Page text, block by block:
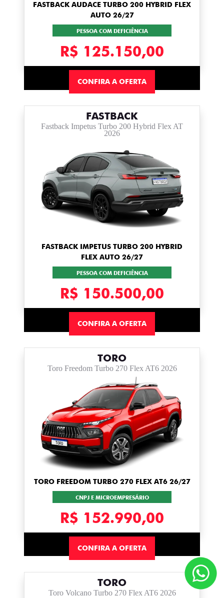
FASTBACK AUDACE TURBO 200 HYBRID FLEX
AUTO 26/27
PESSOA COM DEFICIÊNCIA
R$ 125.150,00
CONFIRA A OFERTA
FASTBACK
Fastback Impetus Turbo 200 Hybrid Flex AT
2026
FASTBACK IMPETUS TURBO 200 HYBRID
FLEX AUTO 26/27
PESSOA COM DEFICIÊNCIA
R$ 150.500,00
CONFIRA A OFERTA
TORO
Toro Freedom Turbo 270 Flex AT6 2026
TORO FREEDOM TURBO 270 FLEX AT6 26/27
CNPJ E MICROEMPRESÁRIO
R$ 152.990,00
CONFIRA A OFERTA
TORO
Toro Volcano Turbo 270 Flex AT6 2026